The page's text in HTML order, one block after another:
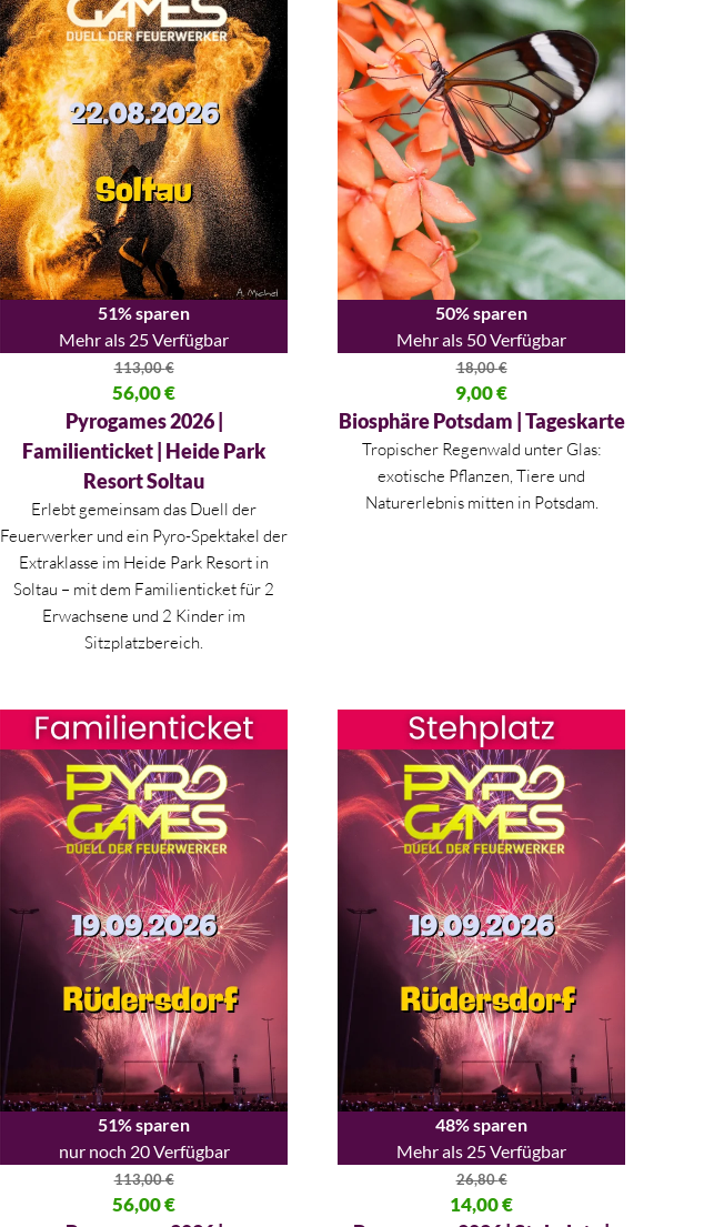
51% sparen
Mehr als 25 Verfügbar
113,00€
Ursprünglicher Preis war: 113,00 €
56,00€
Aktueller Preis ist: 56,00 €.
Pyrogames 2026 |
Familienticket | Heide Park
Resort Soltau
Erlebt gemeinsam das Duell der
Feuerwerker und ein Pyro-Spektakel der
Extraklasse im Heide Park Resort in
Soltau – mit dem Familienticket für 2
Erwachsene und 2 Kinder im
Sitzplatzbereich.
50% sparen
Mehr als 50 Verfügbar
18,00€
Ursprünglicher Preis war: 18,00 €
9,00€
Aktueller Preis ist: 9,00 €.
Biosphäre Potsdam | Tageskarte
Tropischer Regenwald unter Glas:
exotische Pflanzen, Tiere und
Naturerlebnis mitten in Potsdam.
51% sparen
nur noch 20 Verfügbar
113,00€
Ursprünglicher Preis war: 113,00 €
56,00€
48% sparen
Mehr als 25 Verfügbar
26,80€
Ursprünglicher Preis war: 26,80 €
14,00€